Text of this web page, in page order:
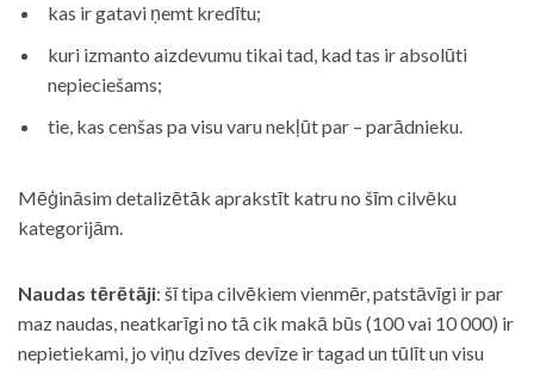
kas ir gatavi ņemt kredītu;
kuri izmanto aizdevumu tikai tad, kad tas ir absolūti
nepieciešams;
tie, kas cenšas pa visu varu nekļūt par – parādnieku.
Mēģināsim detalizētāk aprakstīt katru no šīm cilvēku
kategorijām.
Naudas tērētāji: šī tipa cilvēkiem vienmēr, patstāvīgi ir par
maz naudas, neatkarīgi no tā cik makā būs (100 vai 10 000) ir
nepietiekami, jo viņu dzīves devīze ir tagad un tūlīt un visu